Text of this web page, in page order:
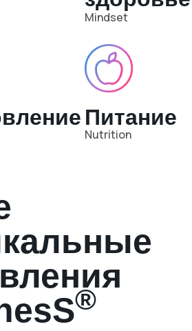
Mindset
Nutrition
Питание
®